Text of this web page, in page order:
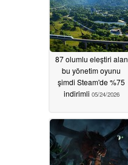
87 olumlu eleştiri alan
bu yönetim oyunu
şimdi Steam'de %75
indirimli 05/24/2026